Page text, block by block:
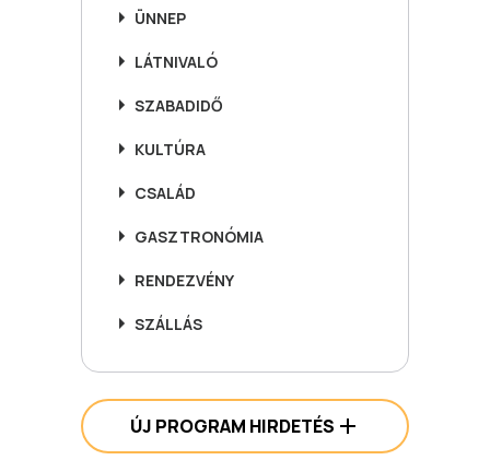
ÜNNEP
LÁTNIVALÓ
SZABADIDŐ
KULTÚRA
CSALÁD
GASZTRONÓMIA
RENDEZVÉNY
SZÁLLÁS
ÚJ PROGRAM HIRDETÉS